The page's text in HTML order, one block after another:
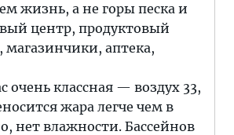
жизнь, а не горы песка и
центр, продуктовый
магазинчики, аптека,
очень классная — воздух 33,
жара легче чем в
нет влажности. Бассейнов